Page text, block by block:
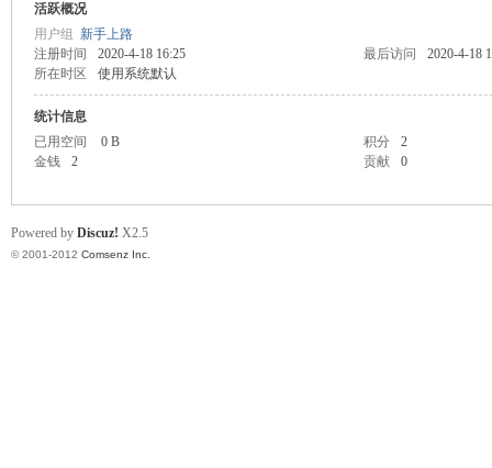
活跃概况
用户组 新手上路
注册时间
2020-4-18 16:25 最后访问
2020-4-18
所在时区
使用系统默认
统计信息
已用空间
0 B 积分
2
金钱
2 贡献 0
Powered by Discuz! X2.5
© 2001-2012 Comsenz Inc.